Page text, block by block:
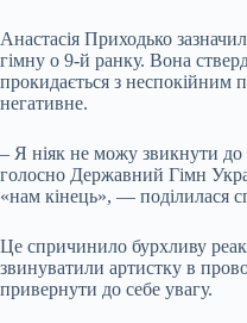
Анастасія Приходько
гімну о 9-й ранку. Вона
прокидається з неспокійним
негативне.
– Я ніяк не можу звикнути
голосно Державний Гімн
«нам кінець», — поділилася
Це спричинило бурхливу
звинуватили артистку в
привернути до себе увагу.